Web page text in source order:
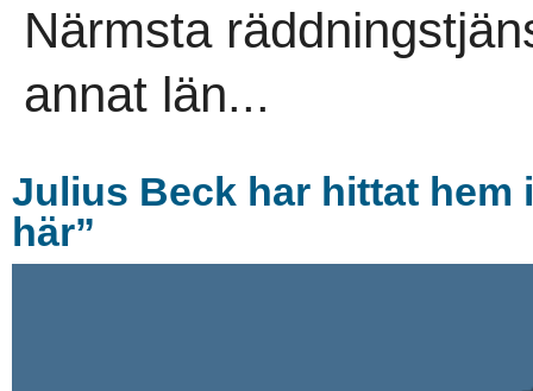
Närmsta
annat län...
Julius Beck har hittat hem
här”